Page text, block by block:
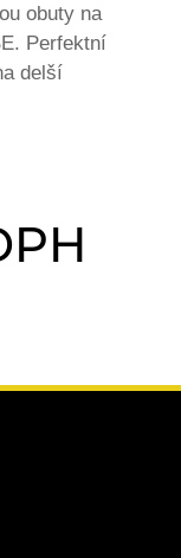
obuty na
Perfektní
delší